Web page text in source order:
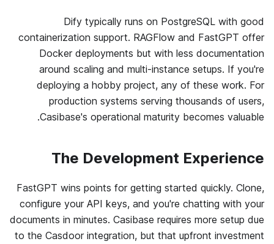
Dify typically runs on PostgreSQL with good
containerization support. RAGFlow and FastGPT offer
Docker deployments but with less documentation
around scaling and multi-instance setups. If you're
deploying a hobby project, any of these work. For
production systems serving thousands of users,
Casibase's operational maturity becomes valuable.
The Development Experience
FastGPT wins points for getting started quickly. Clone,
configure your API keys, and you're chatting with your
documents in minutes. Casibase requires more setup due
to the Casdoor integration, but that upfront investment